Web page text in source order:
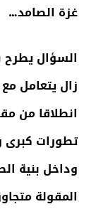
غزة الصامد…
السؤال
زال يتعامل
انطلاقا من
تطورات كبرى
وداخل بنية
المقولة